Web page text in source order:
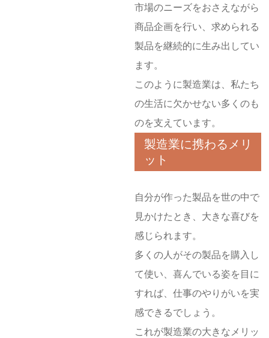
市場のニーズをおさえながら
商品企画を行い、求められる
製品を継続的に生み出してい
ます。
このように製造業は、私たち
の生活に欠かせない多くのも
のを支えています。
製造業に携わるメリ
ット
自分が作った製品を世の中で
見かけたとき、大きな喜びを
感じられます。
多くの人がその製品を購入し
て使い、喜んでいる姿を目に
すれば、仕事のやりがいを実
感できるでしょう。
これが製造業の大きなメリッ